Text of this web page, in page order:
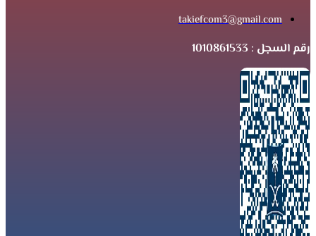
takiefcom3@gmail.com
رقم السجل : 1010861533